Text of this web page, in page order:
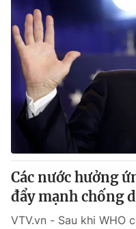
Các nước hưởng
đẩy mạnh chống
VTV.vn - Sau khi WHO